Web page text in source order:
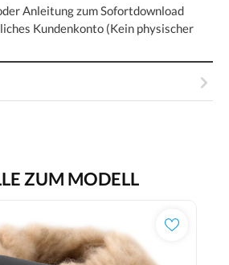
Anleitung zum Sofortdownload
Kundenkonto (Kein physischer
ZUM MODELL